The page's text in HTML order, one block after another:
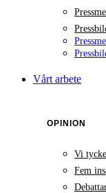
Vårt arbete
OPINION
Vi
Fem